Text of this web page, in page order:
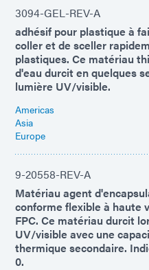
3094-GEL-REV-A
adhésif pour plastique à
coller et de sceller
plastiques. Ce matériau
d'eau durcit en quelques
lumière UV/visible.
Americas
Asia
Europe
9-20558-REV-A
Matériau agent
conforme flexible à haute
FPC. Ce matériau durcit
UV/visible avec une
thermique secondaire.
0.